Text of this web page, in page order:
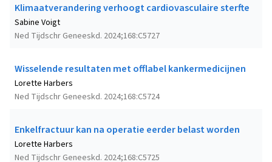
Klimaatverandering verhoogt cardiovasculaire sterfte
Ned Tijdschr Geneeskd. 2024;168:C5727
Sabine Voigt
Wisselende resultaten met offlabel kankermedicijnen
Ned Tijdschr Geneeskd. 2024;168:C5724
Lorette Harbers
Enkelfractuur kan na operatie eerder belast worden
Ned Tijdschr Geneeskd. 2024;168:C5725
Lorette Harbers